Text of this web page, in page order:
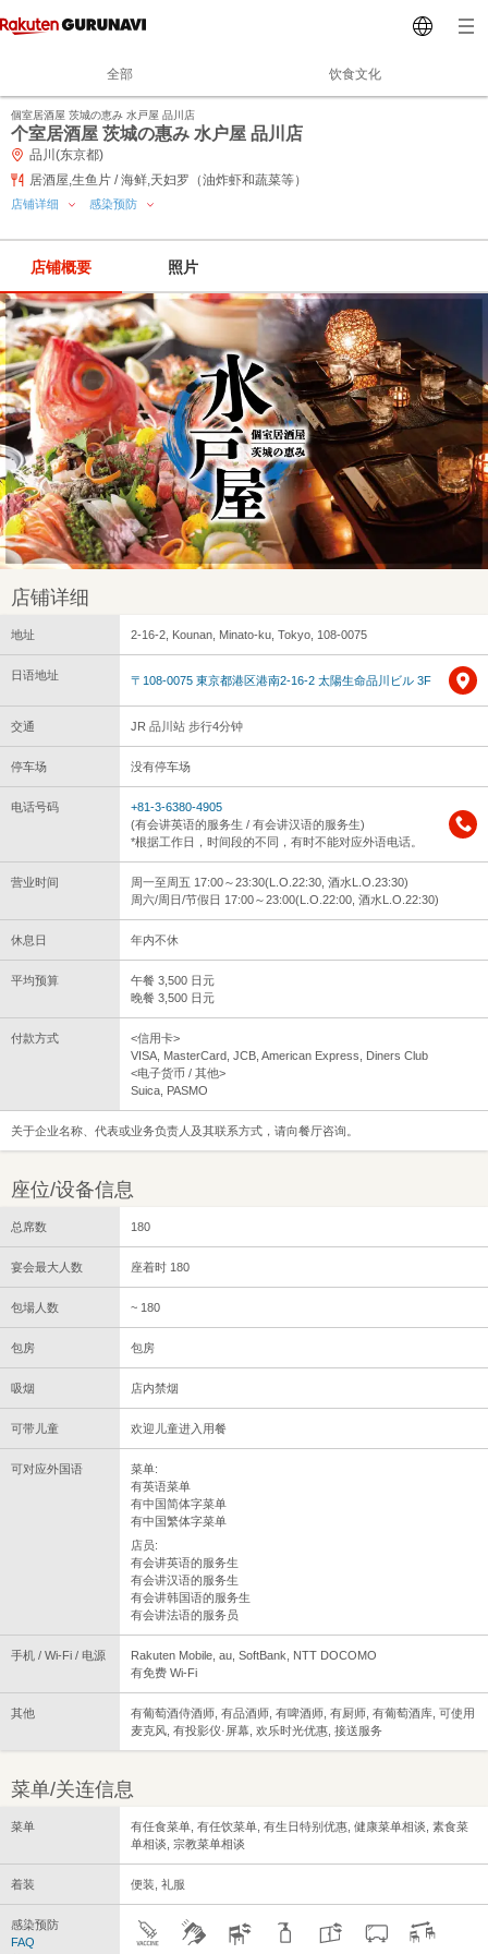
全部 饮食文化
個室居酒屋 茨城の恵み 水戸屋 品川店
个室居酒屋 茨城の惠み 水户屋 品川店
品川(东京都)
居酒屋,生鱼片 / 海鲜,天妇罗（油炸虾和蔬菜等）
店铺详细 感染预防
店铺概要 照片
店铺详细
地址 2-16-2, Kounan, Minato-ku, Tokyo, 108-0075
日语地址 〒108-0075 東京都港区港南2-16-2 太陽生命品川ビル 3F
交通 JR 品川站 步行4分钟
停车场 没有停车场
电话号码
+81-3-6380-4905
(有会讲英语的服务生 / 有会讲汉语的服务生)
*根据工作日，时间段的不同，有时不能对应外语电话。
营业时间
周一至周五 17:00～23:30(L.O.22:30, 酒水L.O.23:30)
周六/周日/节假日 17:00～23:00(L.O.22:00, 酒水L.O.22:30)
休息日 年内不休
平均预算
午餐 3,500 日元
晚餐 3,500 日元
付款方式
<信用卡>
VISA, MasterCard, JCB, American Express, Diners Club
<电子货币 / 其他>
Suica, PASMO
关于企业名称、代表或业务负责人及其联系方式，请向餐厅咨询。
座位/设备信息
总席数 180
宴会最大人数 座着时 180
包場人数 ~ 180
包房 包房
吸烟 店内禁烟
可带儿童 欢迎儿童进入用餐
可对应外国语
菜单:
有英语菜单
有中国简体字菜单
有中国繁体字菜单
店员:
有会讲英语的服务生
有会讲汉语的服务生
有会讲韩国语的服务生
有会讲法语的服务员
手机 / Wi-Fi / 电源
Rakuten Mobile, au, SoftBank, NTT DOCOMO
有免费 Wi-Fi
其他
有葡萄酒侍酒师, 有品酒师, 有啤酒师, 有厨师, 有葡萄酒库, 可使用
麦克风, 有投影仪·屏幕, 欢乐时光优惠, 接送服务
菜单/关连信息
菜单
有任食菜单, 有任饮菜单, 有生日特别优惠, 健康菜单相谈, 素食菜
单相谈, 宗教菜单相谈
着装 便装, 礼服
感染预防
FAQ